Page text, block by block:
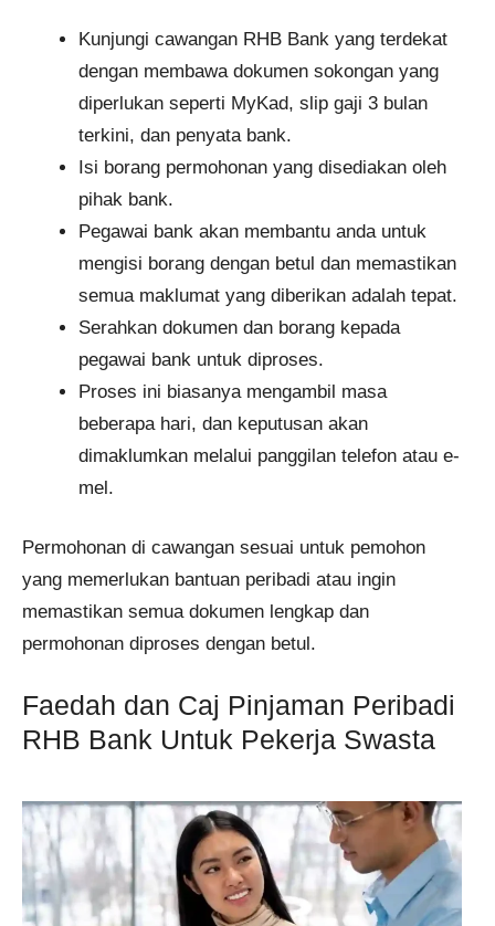
Kunjungi cawangan RHB Bank yang terdekat
dengan membawa dokumen sokongan yang
diperlukan seperti MyKad, slip gaji 3 bulan
terkini, dan penyata bank.
Isi borang permohonan yang disediakan oleh
pihak bank.
Pegawai bank akan membantu anda untuk
mengisi borang dengan betul dan memastikan
semua maklumat yang diberikan adalah tepat.
Serahkan dokumen dan borang kepada
pegawai bank untuk diproses.
Proses ini biasanya mengambil masa
beberapa hari, dan keputusan akan
dimaklumkan melalui panggilan telefon atau e-
mel.
Permohonan di cawangan sesuai untuk pemohon
yang memerlukan bantuan peribadi atau ingin
memastikan semua dokumen lengkap dan
permohonan diproses dengan betul.
Faedah dan Caj Pinjaman Peribadi
RHB Bank Untuk Pekerja Swasta